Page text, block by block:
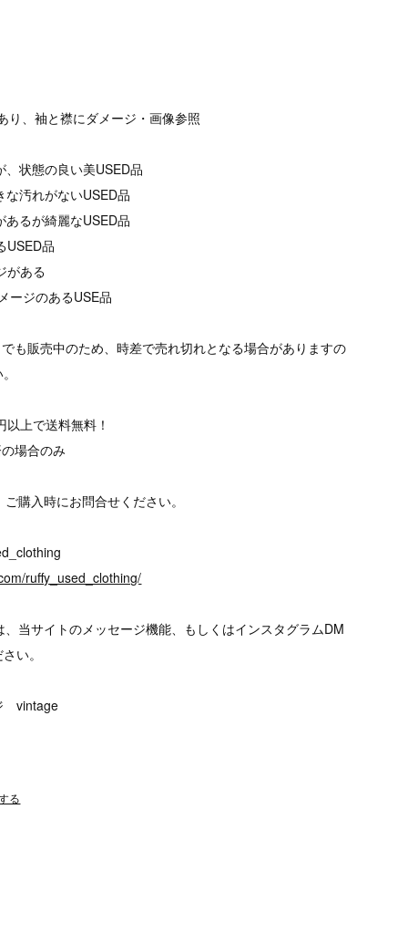
り、袖と襟にダメージ・画像参照
状態の良い美USED品
汚れがないUSED品
るが綺麗なUSED品
品
がある
ジのあるUSE品
でも販売中のため、時差で売れ切れとなる場合がありますの
上で送料無料！
場合のみ
購入時にお問合せください。
ruffy_used_clothing/
当サイトのメッセージ機能、もしくはインスタグラムDM
い。
vintage
る